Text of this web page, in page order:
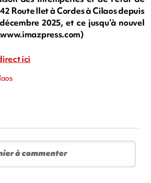
Route Ilet à Cordes à Cilaos depuis
2025, et ce jusqu’à nouvel
ici